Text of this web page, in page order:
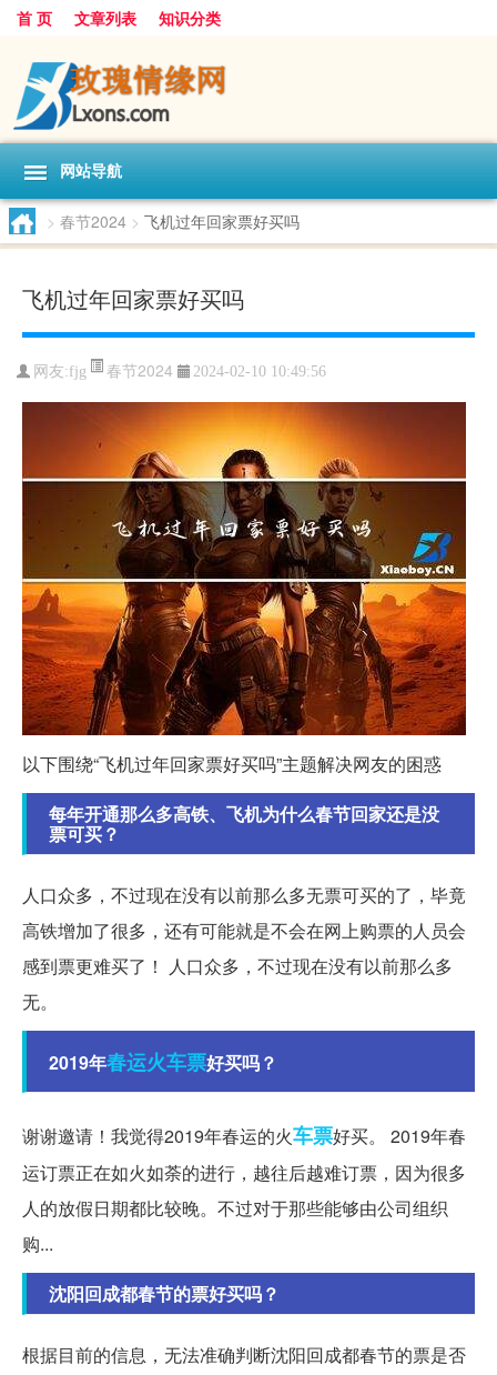
首 页 文章列表 知识分类
网站导航
> 春节2024 > 飞机过年回家票好买吗
飞机过年回家票好买吗
网友:fjg 春节2024 2024-02-10 10:49:56
以下围绕“飞机过年回家票好买吗”主题解决网友的困惑
每年开通那么多高铁、飞机为什么春节回家还是没
票可买？
人口众多，不过现在没有以前那么多无票可买的了，毕竟
高铁增加了很多，还有可能就是不会在网上购票的人员会
感到票更难买了！ 人口众多，不过现在没有以前那么多
无。
2019年春运火车票好买吗？
谢谢邀请！我觉得2019年春运的火车票好买。 2019年春
运订票正在如火如荼的进行，越往后越难订票，因为很多
人的放假日期都比较晚。不过对于那些能够由公司组织
购...
沈阳回成都春节的票好买吗？
根据目前的信息，无法准确判断沈阳回成都春节的票是否